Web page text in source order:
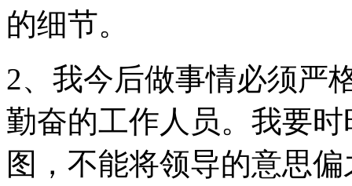
的细节。
2、我今后做事情必须严
勤奋的工作人员。我要
图，不能将领导的意思